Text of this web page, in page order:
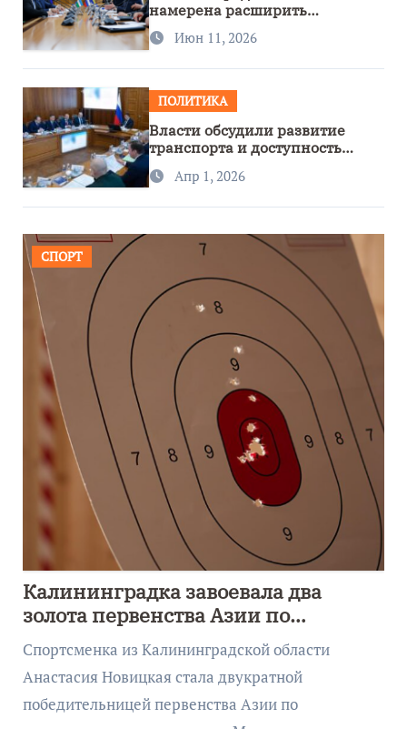
намерена расширить
сотрудничество с Узбекистаном
Июн 11, 2026
ПОЛИТИКА
Власти обсудили развитие
транспорта и доступность
региона
Апр 1, 2026
СПОРТ
Калининградка завоевала два
золота первенства Азии по
метанию ножа
Спортсменка из Калининградской области
Анастасия Новицкая стала двукратной
победительницей первенства Азии по